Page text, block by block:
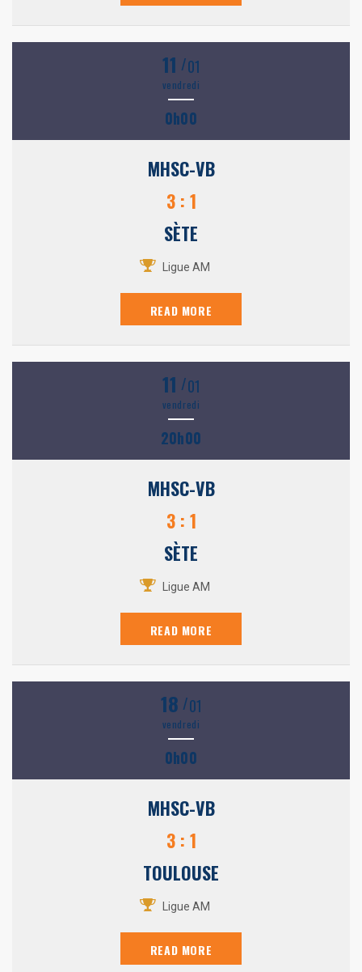
11 /01
vendredi
0h00
MHSC-VB
3 : 1
SÈTE
Ligue AM
READ MORE
11 /01
vendredi
20h00
MHSC-VB
3 : 1
SÈTE
Ligue AM
READ MORE
18 /01
vendredi
0h00
MHSC-VB
3 : 1
TOULOUSE
Ligue AM
READ MORE